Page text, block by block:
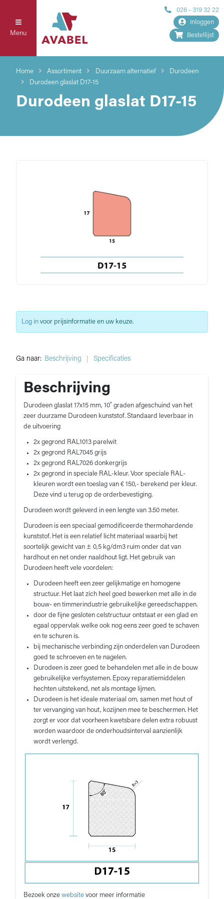
Menu
026 - 319 32 22
Inloggen
Bestellijst
Home Assortiment Duurzaam alternatief
Durodeen
Durodeen glaslat D17-15
Durodeen glaslat D17-15
Ga naar: Beschrijving Specificaties
Beschrijving
Durodeen glaslat 17x15 mm, 10˚ graden afgeschuind van het
zeer duurzame Durodeen kunststof. Standaard leverbaar in
de uitvoering
2x gegrond RAL1013 parelwit
2x gegrond RAL7045 grijs
2x gegrond RAL7026 donkergrijs
2x gegrond in speciale RAL-kleur. Voor speciale RAL-
kleuren wordt een toeslag van € 150,- berekend per kleur.
Deze vind u terug op de orderbevestiging.
Durodeen wordt geleverd in een lengte van 3.50 meter.
Durodeen is een speciaal gemodificeerde thermohardende
kunststof. Het is een relatief licht materiaal waarbij het
soortelijk gewicht van ± 0,5 kg/dm3 ruim onder dat van
hardhout en net onder naaldhout ligt. Het gebruik van
Durodeen heeft vele voordelen:
Durodeen heeft een zeer gelijkmatige en homogene
structuur. Het laat zich heel goed bewerken met alle in de
bouw- en timmerindustrie gebruikelijke gereedschappen.
door de fijne gesloten celstructuur ontstaat er een glad en
egaal oppervlak welke ook nog eens zeer goed te schaven
en te schuren is.
bij mechanische verbinding zijn onderdelen van Durodeen
goed te schroeven en te nagelen.
Durodeen is zeer goed te behandelen met alle in de bouw
gebruikelijke verfsystemen. Epoxy reparatiemiddelen
hechten uitstekend, net als montage lijmen.
Durodeen is het ideale materiaal om, samen met hout of
ter vervanging van hout, kozijnen mee te beschermen. Het
zorgt er voor dat voorheen kwetsbare delen extra robuust
worden waardoor de onderhoudsinterval aanzienlijk
wordt verlengd.
Bezoek onze website voor meer informatie
Log in voor prijsinformatie en uw keuze.